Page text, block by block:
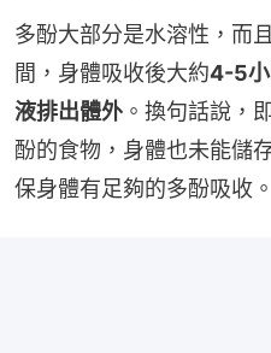
多酚大部分是水溶性，而
間，身體吸收後大約4-5小
液排出體外 。換句話說，
酚的食物，身體也未能儲
保身體有足夠的多酚吸收。